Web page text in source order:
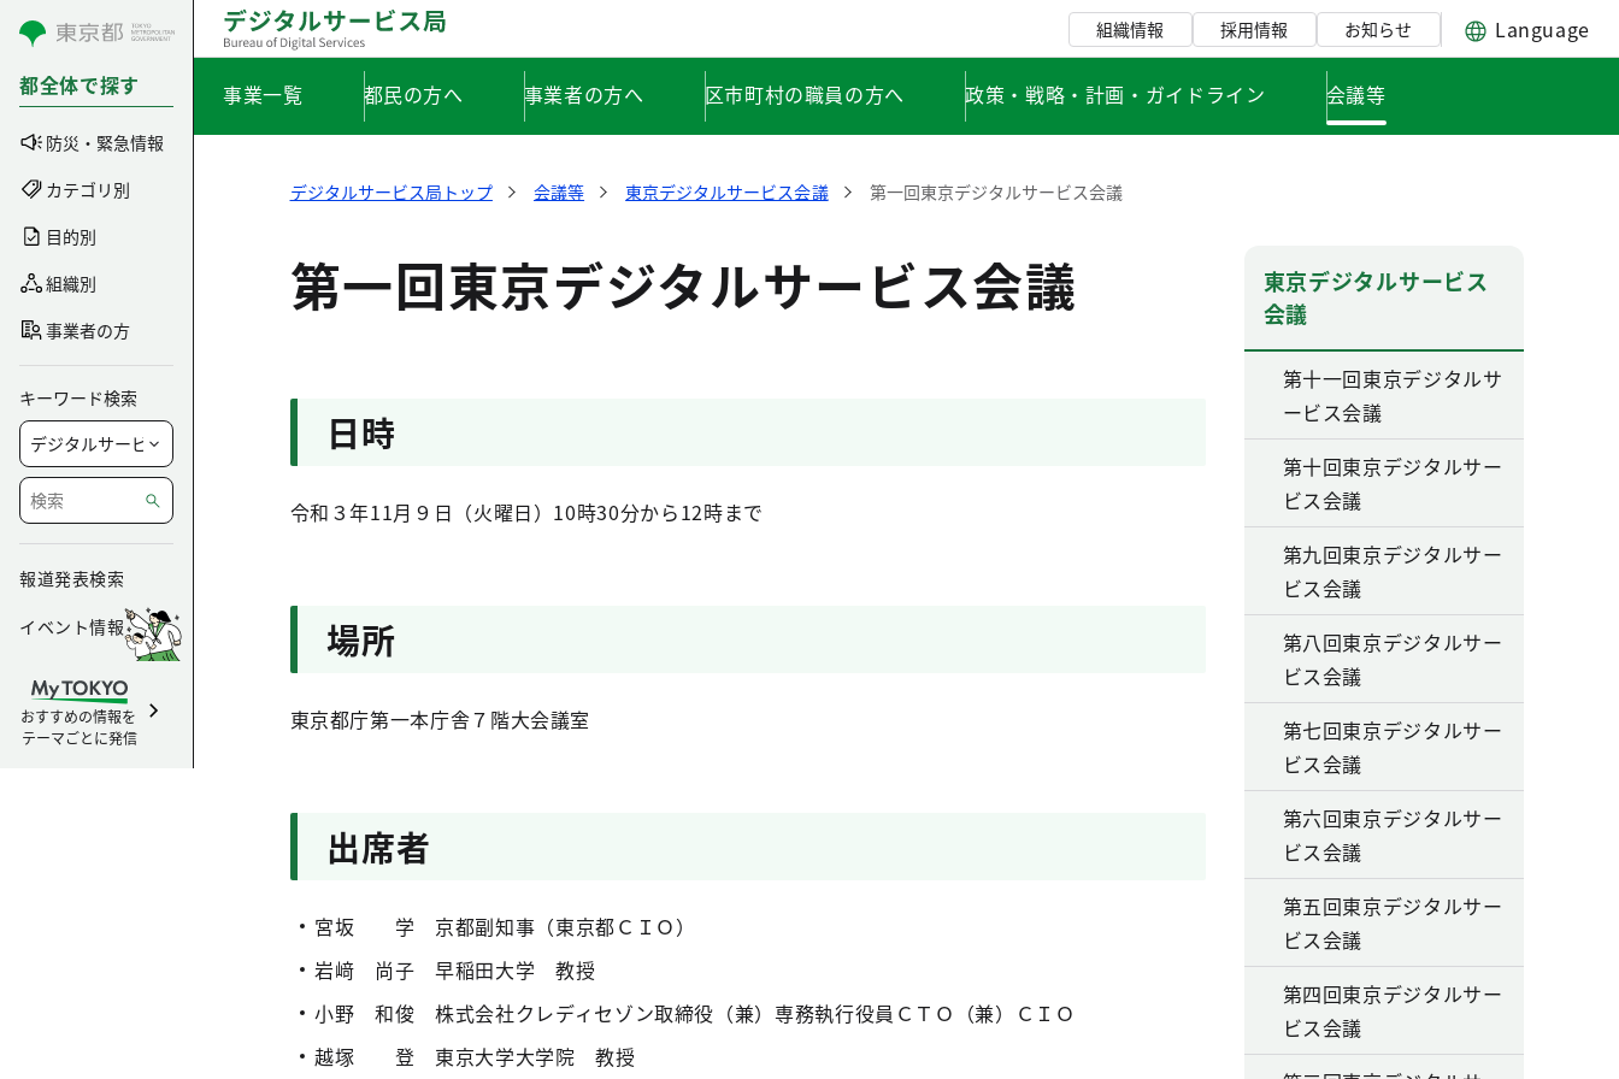
コンテンツにスキップ
都全体で探す
防災・緊急情報
カテゴリ別
目的別
組織別
事業者の方
キーワード検索
報道発表検索
イベント情報
おすすめの情報を
テーマごとに発信
組織情報 採用情報 お知らせ Language
事業一覧 都民の方へ 事業者の方へ 区市町村の職員の方へ 政策・戦略・計画・ガイドライン 会議等
デジタルサービス局トップ 会議等 東京デジタルサービス会議 第一回東京デジタルサービス会議
第一回東京デジタルサービス会議
日時
令和３年11月９日（火曜日）10時30分から12時まで
場所
東京都庁第一本庁舎７階大会議室
出席者
宮坂 学 京都副知事（東京都ＣＩＯ）
岩﨑 尚子 早稲田大学 教授
小野 和俊 株式会社クレディセゾン取締役（兼）専務執行役員ＣＴＯ（兼）ＣＩＯ
越塚 登 東京大学大学院 教授
東京デジタルサービス
会議
第十一回東京デジタルサ
ービス会議
第十回東京デジタルサー
ビス会議
第九回東京デジタルサー
ビス会議
第八回東京デジタルサー
ビス会議
第七回東京デジタルサー
ビス会議
第六回東京デジタルサー
ビス会議
第五回東京デジタルサー
ビス会議
第四回東京デジタルサー
ビス会議